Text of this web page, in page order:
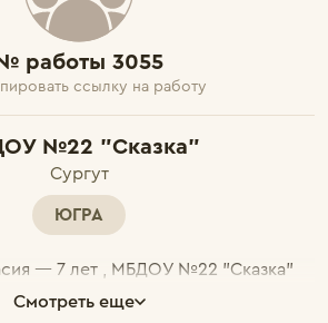
работы 3055
ссылку на работу
№22 "Сказка"
Сургут
ЮГРА
— 7 лет , МБДОУ №22 "Сказка"
— 7 лет , МБДОУ №22 "Сказка"
Смотреть еще